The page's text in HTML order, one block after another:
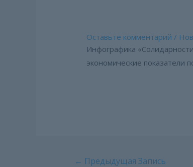
Оставьте комментарий /
Инфографика
экономические показатели
Навигация
← Предыдущая Запись